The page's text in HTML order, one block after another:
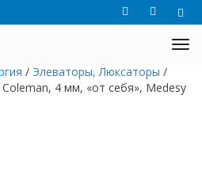
/ Элеваторы, Люксаторы /
4 мм, «от себя», Medesy